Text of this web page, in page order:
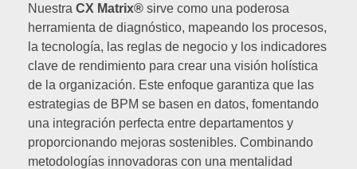
Nuestra CX Matrix® sirve como una poderosa
herramienta de diagnóstico, mapeando los procesos,
la tecnología, las reglas de negocio y los indicadores
clave de rendimiento para crear una visión holística
de la organización. Este enfoque garantiza que las
estrategias de BPM se basen en datos, fomentando
una integración perfecta entre departamentos y
proporcionando mejoras sostenibles. Combinando
metodologías innovadoras con una mentalidad